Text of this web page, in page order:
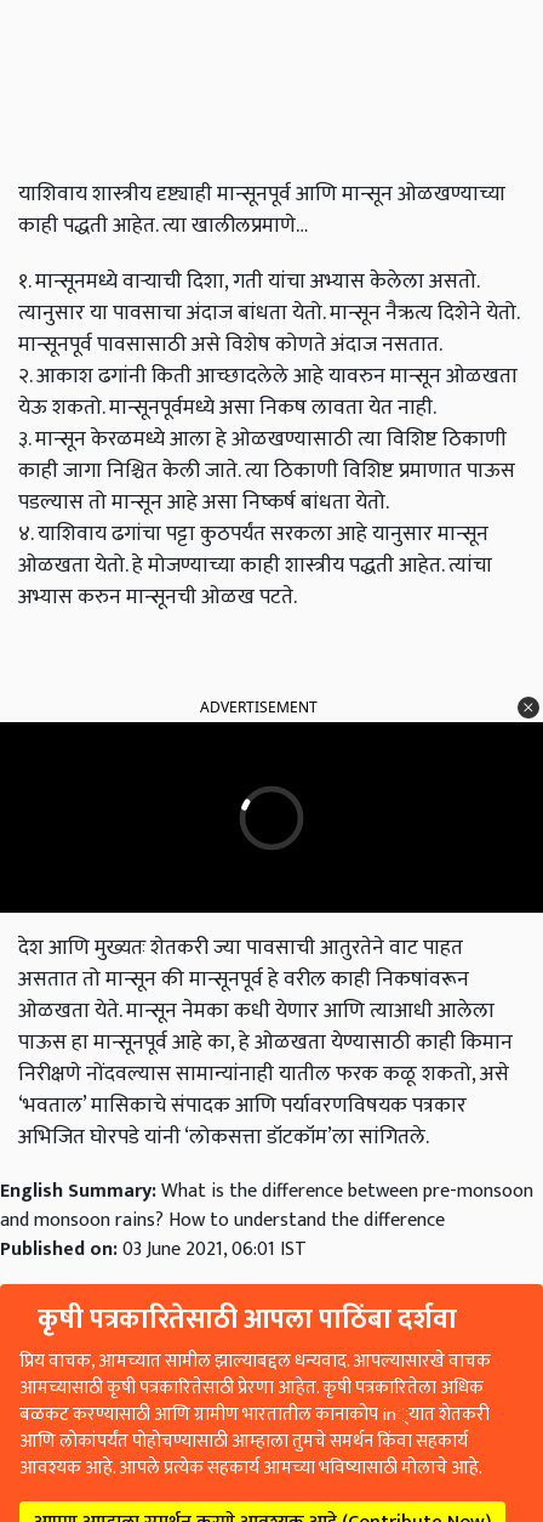
याशिवाय शास्त्रीय दृष्ट्याही मान्सूनपूर्व आणि मान्सून ओळखण्याच्या
काही पद्धती आहेत. त्या खालीलप्रमाणे…
१. मान्सूनमध्ये वाऱ्याची दिशा, गती यांचा अभ्यास केलेला असतो.
त्यानुसार या पावसाचा अंदाज बांधता येतो. मान्सून नैऋत्य दिशेने येतो.
मान्सूनपूर्व पावसासाठी असे विशेष कोणते अंदाज नसतात.
२. आकाश ढगांनी किती आच्छादलेले आहे यावरुन मान्सून ओळखता
येऊ शकतो. मान्सूनपूर्वमध्ये असा निकष लावता येत नाही.
३. मान्सून केरळमध्ये आला हे ओळखण्यासाठी त्या विशिष्ट ठिकाणी
काही जागा निश्चित केली जाते. त्या ठिकाणी विशिष्ट प्रमाणात पाऊस
पडल्यास तो मान्सून आहे असा निष्कर्ष बांधता येतो.
४. याशिवाय ढगांचा पट्टा कुठपर्यंत सरकला आहे यानुसार मान्सून
ओळखता येतो. हे मोजण्याच्या काही शास्त्रीय पद्धती आहेत. त्यांचा
अभ्यास करुन मान्सूनची ओळख पटते.
ADVERTISEMENT
देश आणि मुख्यतः शेतकरी ज्या पावसाची आतुरतेने वाट पाहत
असतात तो मान्सून की मान्सूनपूर्व हे वरील काही निकषांवरून
ओळखता येते. मान्सून नेमका कधी येणार आणि त्याआधी आलेला
पाऊस हा मान्सूनपूर्व आहे का, हे ओळखता येण्यासाठी काही किमान
निरीक्षणे नोंदवल्यास सामान्यांनाही यातील फरक कळू शकतो, असे
‘भवताल’ मासिकाचे संपादक आणि पर्यावरणविषयक पत्रकार
अभिजित घोरपडे यांनी ‘लोकसत्ता डॉटकॉम’ला सांगितले.
English Summary:What is the difference between pre-monsoon
and monsoon rains? How to understand the difference
Published on:03 June 2021, 06:01 IST
कृषी पत्रकारितेसाठी आपला पाठिंबा दर्शवा
प्रिय वाचक, आमच्यात सामील झाल्याबद्दल धन्यवाद. आपल्यासारखे वाचक
आमच्यासाठी कृषी पत्रकारितेसाठी प्रेरणा आहेत. कृषी पत्रकारितेला अधिक
बळकट करण्यासाठी आणि ग्रामीण भारतातील कानाकोप in्यात शेतकरी
आणि लोकांपर्यंत पोहोचण्यासाठी आम्हाला तुमचे समर्थन किंवा सहकार्य
आवश्यक आहे. आपले प्रत्येक सहकार्य आमच्या भविष्यासाठी मोलाचे आहे.